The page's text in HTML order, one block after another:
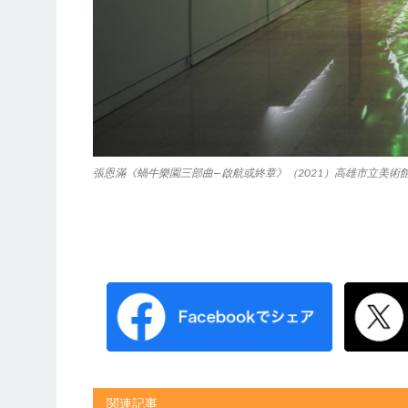
張恩滿《蝸牛樂園三部曲—啟航或終章》（2021）高雄市立美術
関連記事